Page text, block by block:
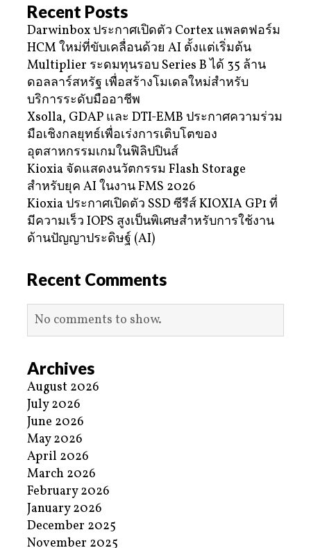
Recent Posts
Darwinbox ประกาศเปิดตัว Cortex แพลตฟอร์ม
HCM ใหม่ที่ขับเคลื่อนด้วย AI ตั้งแต่เริ่มต้น
Multiplier ระดมทุนรอบ Series B ได้ 35 ล้าน
ดอลลาร์สหรัฐ เพื่อสร้างโมเดลใหม่สำหรับ
บริการระดับมืออาชีพ
Xsolla, GDAP และ DTI-EMB ประกาศความร่วม
มือเชิงกลยุทธ์เพื่อเร่งการเติบโตของ
อุตสาหกรรมเกมในฟิลิปปินส์
Kioxia จัดแสดงนวัตกรรม Flash Storage
สำหรับยุค AI ในงาน FMS 2026
Kioxia ประกาศเปิดตัว SSD ซีรีส์ KIOXIA GP1 ที่
มีความเร็ว IOPS สูงเป็นพิเศษสำหรับการใช้งาน
ด้านปัญญาประดิษฐ์ (AI)
Recent Comments
No comments to show.
Archives
August 2026
July 2026
June 2026
May 2026
April 2026
March 2026
February 2026
January 2026
December 2025
November 2025